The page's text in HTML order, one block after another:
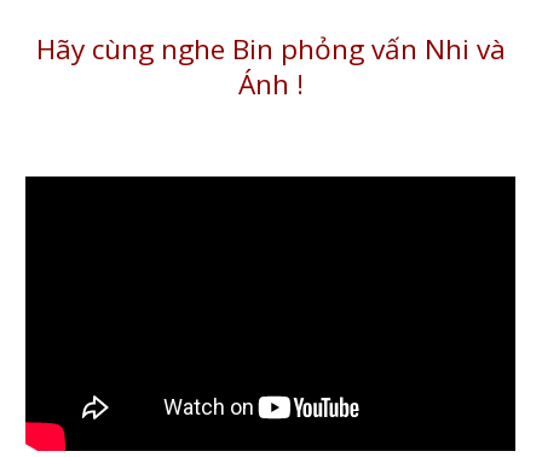
Hãy cùng nghe Bin phỏng vấn Nhi và
Ánh !